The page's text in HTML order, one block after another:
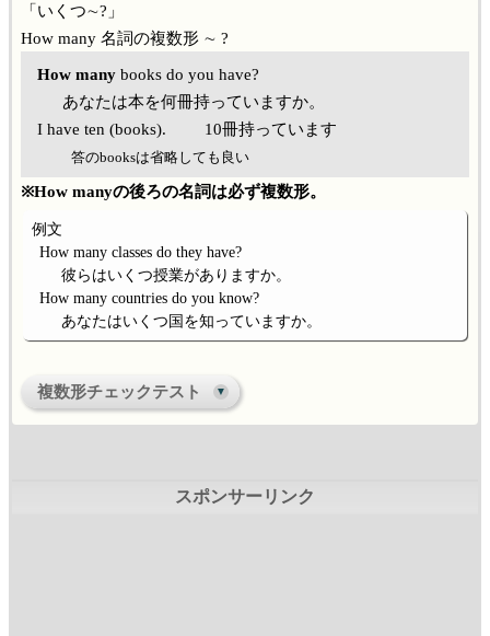
「いくつ∼?」
How many 名詞の複数形 ∼ ?
How many books do you have?
あなたは本を何冊持っていますか。
I have ten (books).
10冊持っています
答のbooksは省略しても良い
※How manyの後ろの名詞は必ず複数形。
例文
How many classes do they have?
彼らはいくつ授業がありますか。
How many countries do you know?
あなたはいくつ国を知っていますか。
複数形チェックテスト